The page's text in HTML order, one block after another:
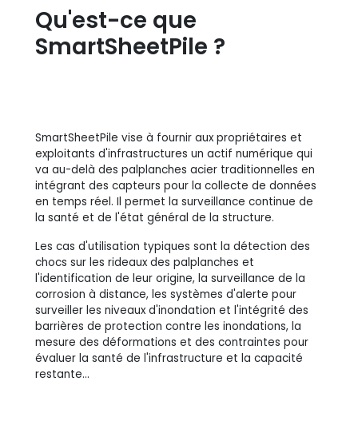
Qu'est-ce que
SmartSheetPile ?
SmartSheetPile vise à fournir aux propriétaires et
exploitants d'infrastructures un actif numérique qui
va au-delà des palplanches acier traditionnelles en
intégrant des capteurs pour la collecte de données
en temps réel. Il permet la surveillance continue de
la santé et de l'état général de la structure.
Les cas d'utilisation typiques sont la détection des
chocs sur les rideaux des palplanches et
l'identification de leur origine, la surveillance de la
corrosion à distance, les systèmes d'alerte pour
surveiller les niveaux d'inondation et l'intégrité des
barrières de protection contre les inondations, la
mesure des déformations et des contraintes pour
évaluer la santé de l'infrastructure et la capacité
restante...